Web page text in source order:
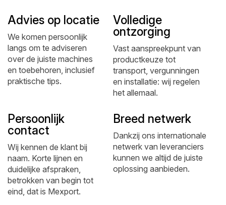
Advies op locatie
We komen persoonlijk
langs om te adviseren
over de juiste machines
en toebehoren, inclusief
praktische tips.
Volledige
ontzorging
Vast aanspreekpunt van
productkeuze tot
transport, vergunningen
en installatie: wij regelen
het allemaal.
Persoonlijk
contact
Wij kennen de klant bij
naam. Korte lijnen en
duidelijke afspraken,
betrokken van begin tot
eind, dat is Mexport.
Breed netwerk
Dankzij ons internationale
netwerk van leveranciers
kunnen we altijd de juiste
oplossing aanbieden.